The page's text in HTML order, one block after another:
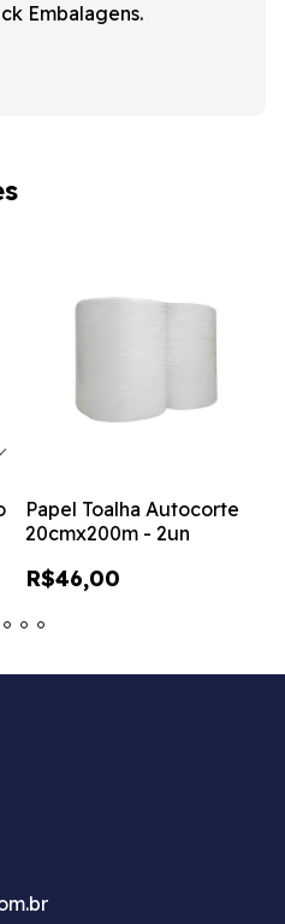
Embalagens.
Papel Toalha Autocorte
20cmx200m - 2un
R$46,00